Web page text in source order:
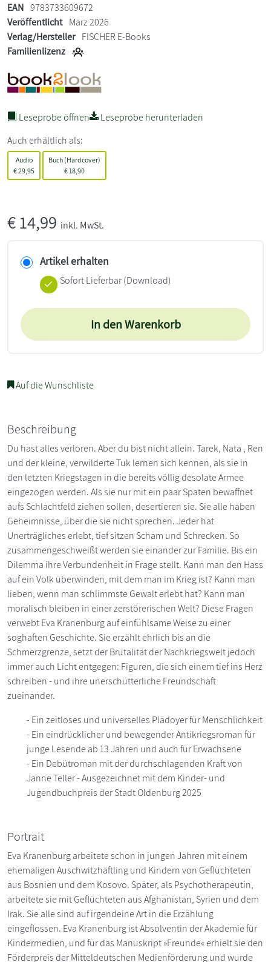
EAN 9783733609672
Veröffentlicht März 2026
Verlag/Hersteller FISCHER E-Books
Familienlizenz
Leseprobe öffnen
Leseprobe herunterladen
Auch erhältlich als:
Audio
€29,95
Buch (Hardcover)
€ 18,90
€14,99 inkl. MwSt.
Artikel erhalten
Sofort Lieferbar (Download)
In den Warenkorb
Auf die Wunschliste
Beschreibung
Du hast alles verloren. Aber du bist nicht allein. Tarek, Nata , Ren
und der kleine, verwilderte Tuk lernen sich kennen, als sie in
den letzten Kriegstagen in die bereits völlig desolate Armee
eingezogen werden. Als sie nur mit ein paar Spaten bewaffnet
aufs Schlachtfeld ziehen sollen, desertieren sie. Sie alle haben
Geheimnisse, über die sie nicht sprechen. Jeder hat
Unerträgliches erlebt, tief sitzen Scham und Schrecken. So
zusammengeschweißt werden sie einander zur Familie. Bis ein
Dilemma ihre Verbundenheit in Frage stellt. Kann man den Hass
auf ein Volk überwinden, mit dem man im Krieg ist? Kann man
lieben, wenn man schlimmste Gewalt erlebt hat? Kann man
moralisch bleiben in einer zerstörerischen Welt? Diese Fragen
verwebt Eva Kranenburg auf einfühlsame Weise zu einer
soghaften Geschichte. Sie erzählt ehrlich bis an die
Schmerzgrenze, setzt der Brutalität der Nachkriegswelt jedoch
immer auch Licht entgegen: Figuren, die sich einem tief ins Herz
schreiben - und ihre unerschütterliche Freundschaft
zueinander.
- Ein zeitloses und universelles Plädoyer für Menschlichkeit
- Ein eindrücklicher und bewegender Antikriegsroman für
junge Lesende ab 13 Jahren und auch für Erwachsene
- Ein Debütroman mit der durchschlagenden Kraft von
Janne Teller - Ausgezeichnet mit dem Kinder- und
Jugendbuchpreis der Stadt Oldenburg 2025
Portrait
Eva Kranenburg arbeitete schon in jungen Jahren mit einem
ehemaligen Auschwitzhäftling und Kindern von Geflüchteten
aus Bosnien und dem Kosovo. Später, als Psychotherapeutin,
arbeitete sie mit Geflüchteten aus Afghanistan, Syrien und dem
Irak. Sie alle sind auf irgendeine Art in die Erzählung
eingeflossen. Eva Kranenburg ist Absolventin der Akademie für
Kindermedien, und für das Manuskript »Freunde« erhielt sie den
Förderpreis der Mitteldeutschen Medienförderung und wurde